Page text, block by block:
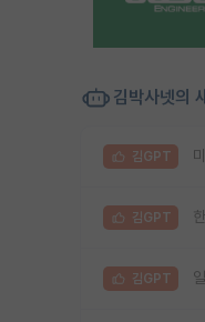
김박사넷의
김GPT
김GPT
김GPT